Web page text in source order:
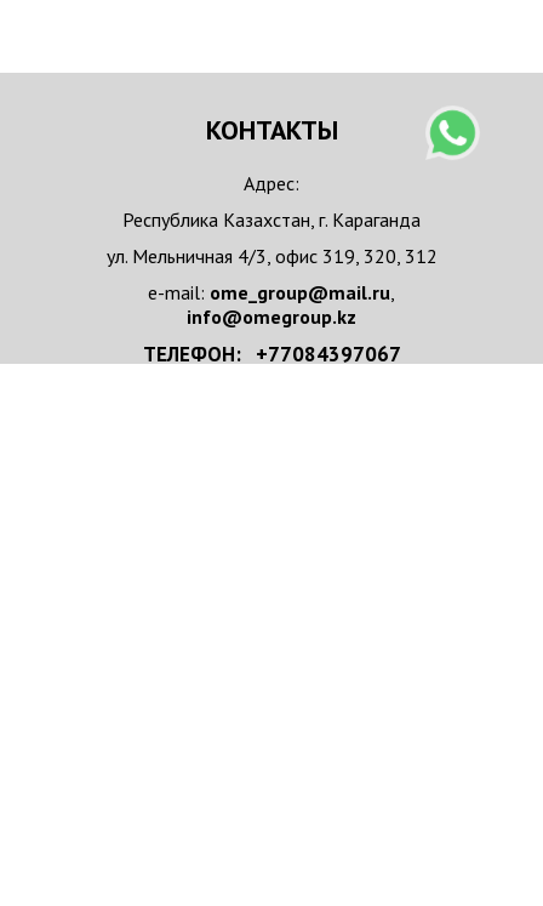
КОНТАКТЫ
Адрес:
Республика Казахстан, г. Караганда
ул. Мельничная 4/3, офис 319, 320, 312
e-mail: ome_group@mail.ru,
info@omegroup.kz
ТЕЛЕФОН: +77084397067